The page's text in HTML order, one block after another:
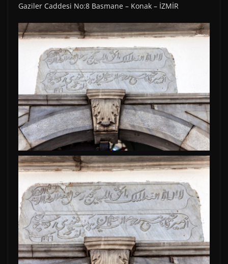
Gaziler Caddesi No:8 Basmane – Konak – İZMİR